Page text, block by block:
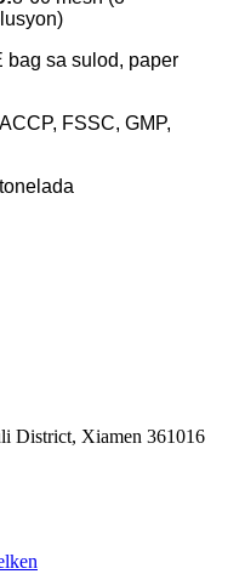
bag sa sulod, paper
FSSC, GMP,
District, Xiamen 361016